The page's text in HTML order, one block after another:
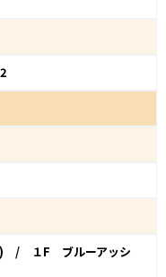
A) / １F ブルーアッシ